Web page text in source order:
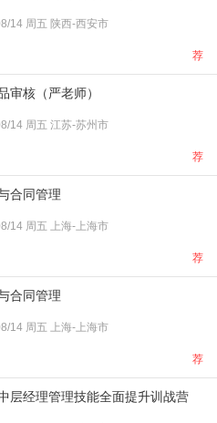
14 周五 陕西-西安市
荐
审核（严老师）
14 周五 江苏-苏州市
荐
合同管理
14 周五 上海-上海市
荐
合同管理
14 周五 上海-上海市
荐
层经理管理技能全面提升训战营